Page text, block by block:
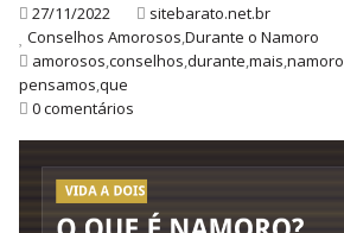
27/11/2022
sitebarato.net.br
Conselhos Amorosos,Durante o Namoro
amorosos,conselhos,durante,mais,namoro
pensamos,que
0 comentários